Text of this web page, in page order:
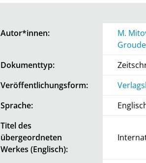
Autor*innen:
M.
Dokumenttyp:
Veröffentlichungsform:
Sprache:
Titel des
übergeordneten
Werkes (Englisch):